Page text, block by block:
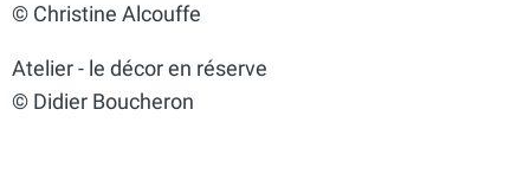
© Christine Alcouffe
Atelier - le décor en réserve
© Didier Boucheron